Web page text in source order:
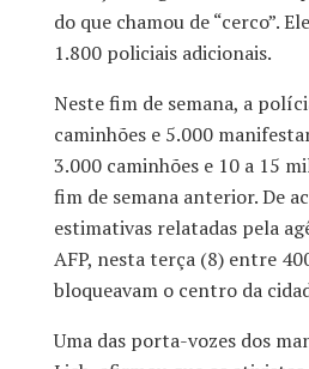
do que chamou de “cerco”.
1.800 policiais adicionais.
Neste fim de semana, a
caminhões e 5.000
3.000 caminhões e 10 a 15
fim de semana anterior. De
estimativas relatadas pela
AFP, nesta terça (8) entre
bloqueavam o centro da
Uma das porta-vozes dos